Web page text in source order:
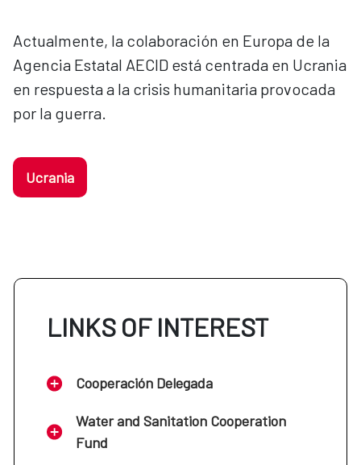
Actualmente, la colaboración en Europa de la
Agencia Estatal AECID está centrada en Ucrania
en respuesta a la crisis humanitaria provocada
por la guerra.
Ucrania
LINKS OF INTEREST
Cooperación Delegada
Water and Sanitation Cooperation
Fund